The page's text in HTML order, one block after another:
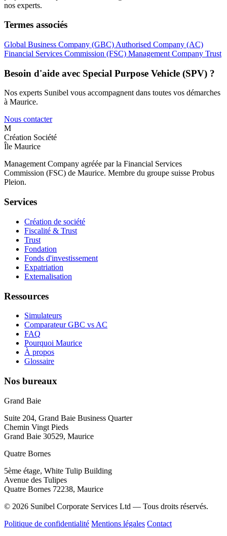
nos experts.
Termes associés
Global Business Company (GBC) Authorised Company (AC)
Financial Services Commission (FSC) Management Company Trust
Besoin d'aide avec Special Purpose Vehicle (SPV) ?
Nos experts Sunibel vous accompagnent dans toutes vos démarches
à Maurice.
Nous contacter
M
Création Société
Île Maurice
Management Company agréée par la Financial Services
Commission (FSC) de Maurice. Membre du groupe suisse Probus
Pleion.
Services
Création de société
Fiscalité & Trust
Trust
Fondation
Fonds d'investissement
Expatriation
Externalisation
Ressources
Simulateurs
Comparateur GBC vs AC
FAQ
Pourquoi Maurice
À propos
Glossaire
Nos bureaux
Grand Baie
Suite 204, Grand Baie Business Quarter
Chemin Vingt Pieds
Grand Baie 30529, Maurice
Quatre Bornes
5ème étage, White Tulip Building
Avenue des Tulipes
Quatre Bornes 72238, Maurice
© 2026 Sunibel Corporate Services Ltd — Tous droits réservés.
Politique de confidentialité Mentions légales Contact